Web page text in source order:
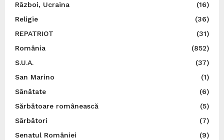
Război, Ucraina
(16)
Religie
(36)
REPATRIOT
(31)
România
(852)
S.U.A.
(37)
San Marino
(1)
Sănătate
(6)
Sărbătoare românească
(5)
Sărbători
(7)
Senatul României
(9)